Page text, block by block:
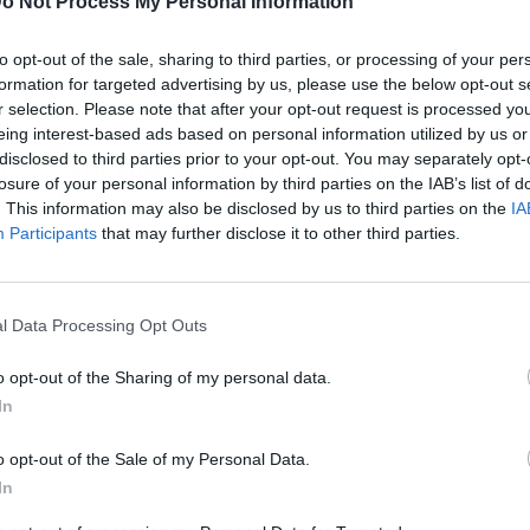
opt-out of the sale, sharing to third parties, or processing of your
for targeted advertising by us, please use the below opt-out
selection. Please note that after your opt-out request is processed
interest-based ads based on personal information utilized by us
to third parties prior to your opt-out. You may separately
of your personal information by third parties on the IAB’s list of
This information may also be disclosed by us to third parties on the
Participants that may further disclose it to other third parties.
Data Processing Opt Outs
opt-out of the Sharing of my personal data.
opt-out of the Sale of my Personal Data.
de los respectivos municipios y ha
la población de Genalguacil y Jubrique que
cerradas puertas y ventanas para impedir
y evitar movimientos de circulación, según
112 Andalucía.